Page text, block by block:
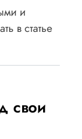
и
в статье
свои